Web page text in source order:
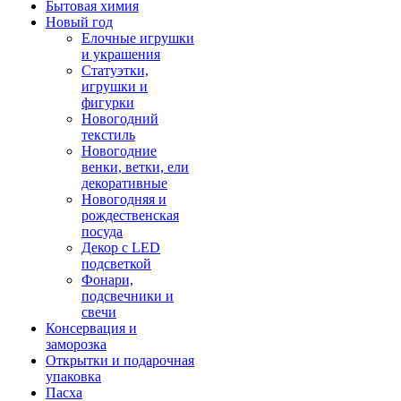
Бытовая химия
Новый год
Елочные игрушки
и украшения
Статуэтки,
игрушки и
фигурки
Новогодний
текстиль
Новогодние
венки, ветки, ели
декоративные
Новогодняя и
рождественская
посуда
Декор с LED
подсветкой
Фонари,
подсвечники и
свечи
Консервация и
заморозка
Открытки и подарочная
упаковка
Пасха